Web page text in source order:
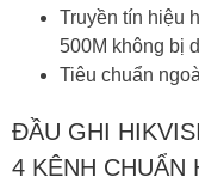
Truyền tín hiệu
500M không bị
Tiêu chuẩn
ĐẦU GHI
4 KÊNH CHUẨN